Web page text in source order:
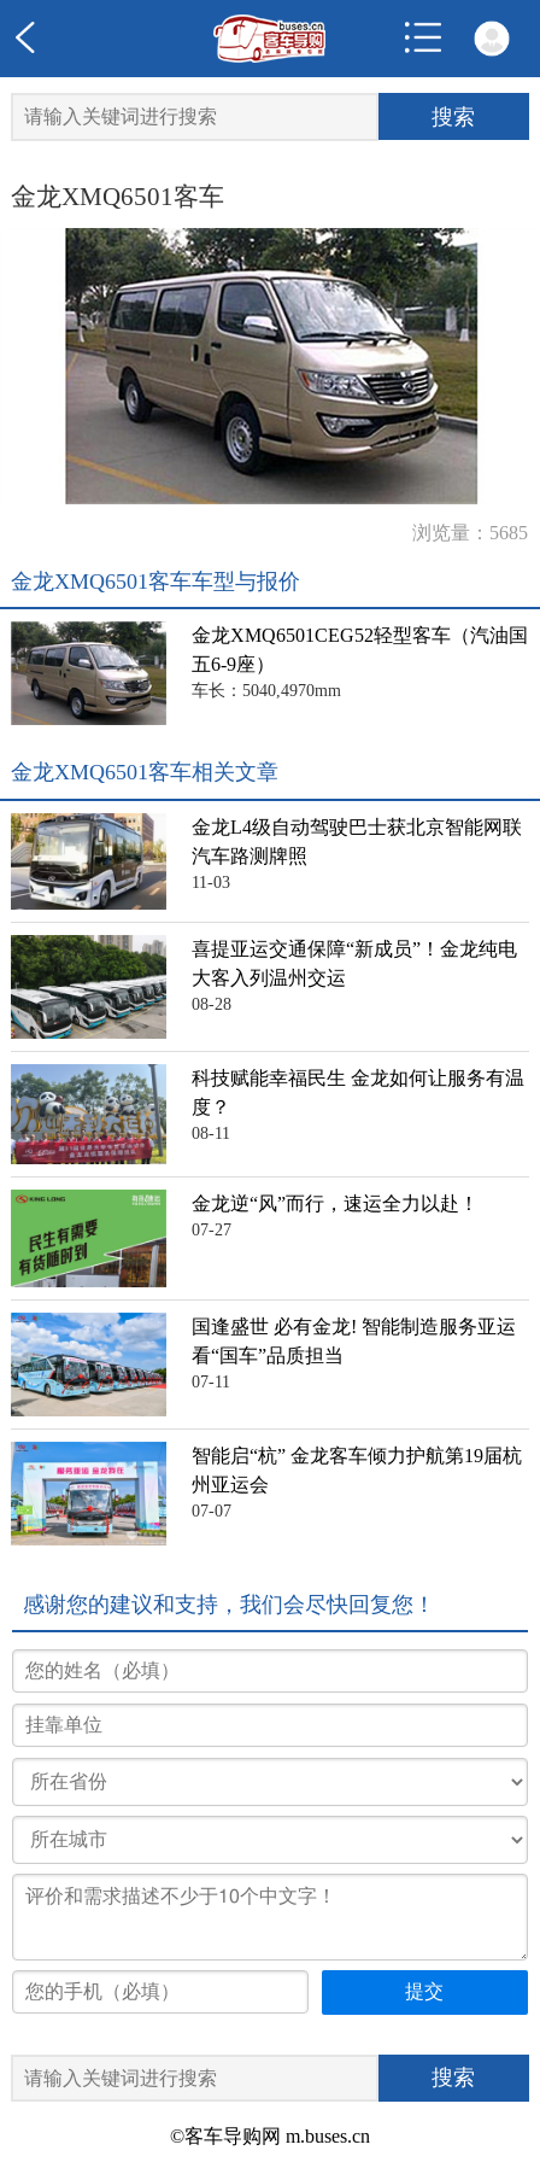
金龙XMQ6501客车
浏览量：5685
金龙XMQ6501客车车型与报价
金龙XMQ6501CEG52轻型客车（汽油国
五6-9座）
车长：5040,4970mm
金龙XMQ6501客车相关文章
金龙L4级自动驾驶巴士获北京智能网联
汽车路测牌照
11-03
喜提亚运交通保障“新成员”！金龙纯电
大客入列温州交运
08-28
科技赋能幸福民生 金龙如何让服务有温
度？
08-11
金龙逆“风”而行，速运全力以赴！
07-27
国逢盛世 必有金龙! 智能制造服务亚运
看“国车”品质担当
07-11
智能启“杭” 金龙客车倾力护航第19届杭
州亚运会
07-07
感谢您的建议和支持，我们会尽快回复您！
©客车导购网 m.buses.cn